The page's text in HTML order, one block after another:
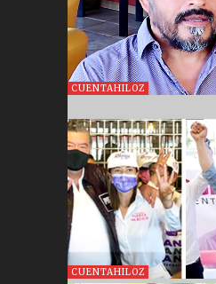
CUENTAHILOZ
CUENTAHILOZ